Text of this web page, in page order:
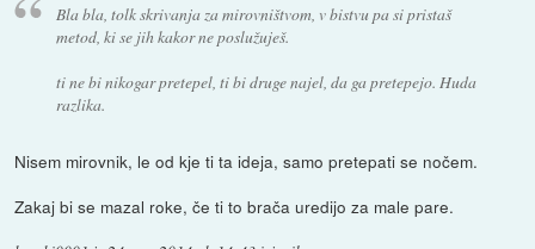
Bla bla, tolk skrivanja za mirovništvom, v bistvu pa si pristaš
metod, ki se jih kakor ne poslužuješ.
ti ne bi nikogar pretepel, ti bi druge najel, da ga pretepejo. Huda
razlika.
Nisem mirovnik, le od kje ti ta ideja, samo pretepati se nočem.
Zakaj bi se mazal roke, če ti to brača uredijo za male pare.